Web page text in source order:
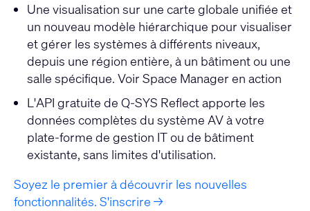
Une visualisation sur une carte globale unifiée et
un nouveau modèle hiérarchique pour visualiser
et gérer les systèmes à différents niveaux,
depuis une région entière, à un bâtiment ou une
salle spécifique. Voir Space Manager en action
L'API gratuite de Q-SYS Reflect apporte les
données complètes du système AV à votre
plate-forme de gestion IT ou de bâtiment
existante, sans limites d'utilisation.
Soyez le premier à découvrir les nouvelles
fonctionnalités. S'inscrire →